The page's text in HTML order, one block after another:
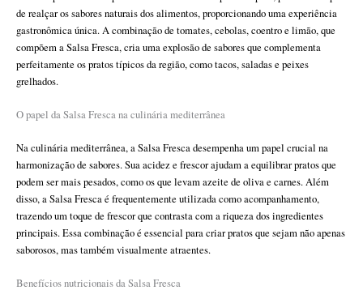
de realçar os sabores naturais dos alimentos, proporcionando uma experiência
gastronômica única. A combinação de tomates, cebolas, coentro e limão, que
compõem a Salsa Fresca, cria uma explosão de sabores que complementa
perfeitamente os pratos típicos da região, como tacos, saladas e peixes
grelhados.
O papel da Salsa Fresca na culinária mediterrânea
Na culinária mediterrânea, a Salsa Fresca desempenha um papel crucial na
harmonização de sabores. Sua acidez e frescor ajudam a equilibrar pratos que
podem ser mais pesados, como os que levam azeite de oliva e carnes. Além
disso, a Salsa Fresca é frequentemente utilizada como acompanhamento,
trazendo um toque de frescor que contrasta com a riqueza dos ingredientes
principais. Essa combinação é essencial para criar pratos que sejam não apenas
saborosos, mas também visualmente atraentes.
Benefícios nutricionais da Salsa Fresca